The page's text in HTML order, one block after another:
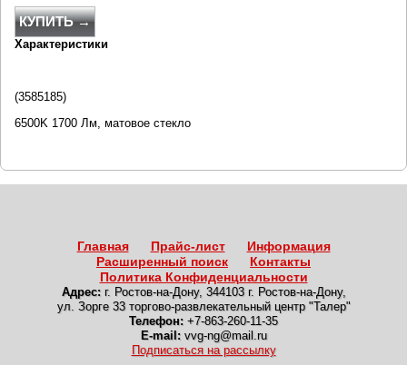
КУПИТЬ →
Характеристики
(3585185)
6500K 1700 Лм, матовое стекло
Главная Прайс-лист
Информация
Расширенный поиск
Контакты
Политика Конфиденциальности
Адрес: г. Ростов-на-Дону, 344103 г. Ростов-на-Дону,
ул. Зорге 33 торгово-развлекательный центр "Талер"
Телефон: +7-863-260-11-35
E-mail: vvg-ng@mail.ru
Подписаться на рассылку